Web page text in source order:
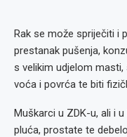
Rak se može spriječiti i
prestanak pušenja,
s velikim udjelom
voća i povrća te biti
Muškarci u ZDK-u, ali i
pluća, prostate te